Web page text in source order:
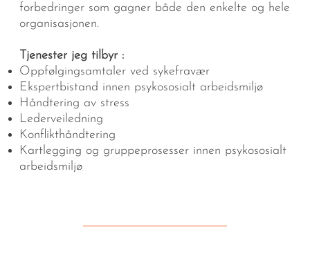
forbedringer som gagner både den enkelte og hele
organisasjonen.
Tjenester jeg tilbyr :
Oppfølgingsamtaler ved sykefravær
Ekspertbistand innen psykososialt arbeidsmiljø
Håndtering av stress
Lederveiledning
Konflikthåndtering
Kartlegging og gruppeprosesser innen psykososialt
arbeidsmiljø